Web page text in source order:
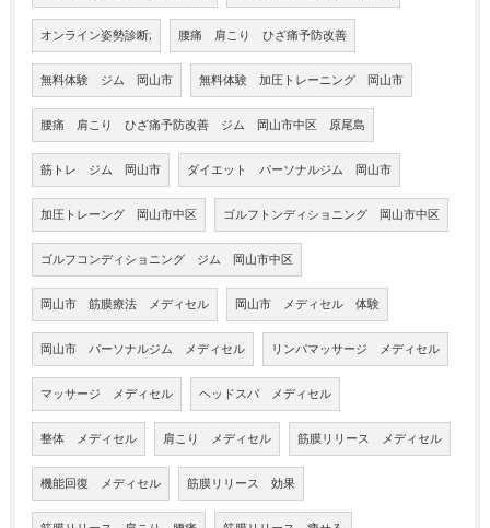
オンライン姿勢診断; 腰痛 肩こり ひざ痛予防改善
無料体験 ジム 岡山市 無料体験 加圧トレーニング 岡山市
腰痛 肩こり ひざ痛予防改善 ジム 岡山市中区 原尾島
筋トレ ジム 岡山市 ダイエット パーソナルジム 岡山市
加圧トレーング 岡山市中区 ゴルフトンディショニング 岡山市中区
ゴルフコンディショニング ジム 岡山市中区
岡山市 筋膜療法 メディセル 岡山市 メディセル 体験
岡山市 パーソナルジム メディセル リンパマッサージ メディセル
マッサージ メディセル ヘッドスパ メディセル
整体 メディセル 肩こり メディセル 筋膜リリース メディセル
機能回復 メディセル 筋膜リリース 効果